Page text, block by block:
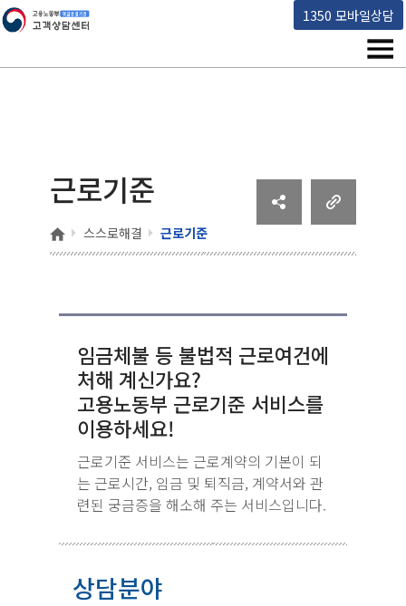
1350 모바일상담
고용노동부 책임운영기관 고객상담센터
메
근로기준
홈 스스로해결 근로기준
임금체불 등 불법적 근로여건에
처해 계신가요?
고용노동부 근로기준 서비스를
이용하세요!
근로기준 서비스는 근로계약의 기본이 되
는 근로시간, 임금 및 퇴직금, 계약서와 관
련된 궁금증을 해소해 주는 서비스입니다.
상담분야